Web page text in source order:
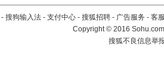
- 搜狗输入法 - 支付中心 - 搜狐招聘 - 广告服务 - 客
Copyright©2016
搜狐不良信息举